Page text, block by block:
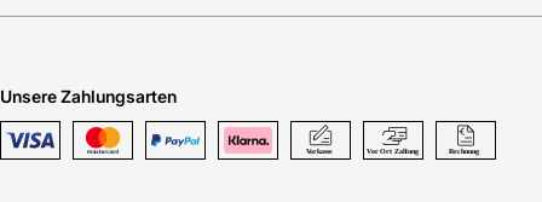
Unsere Zahlungsarten